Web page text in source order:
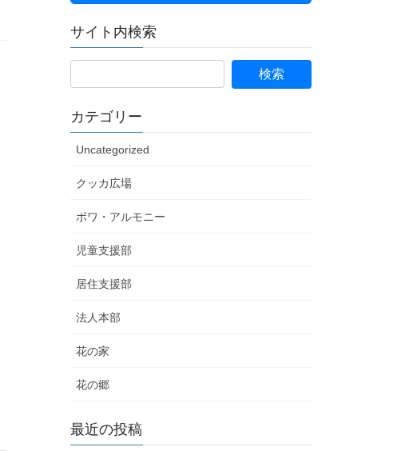
サイト内検索
カテゴリー
Uncategorized
クッカ広場
ボワ・アルモニー
児童支援部
居住支援部
法人本部
花の家
花の郷
最近の投稿